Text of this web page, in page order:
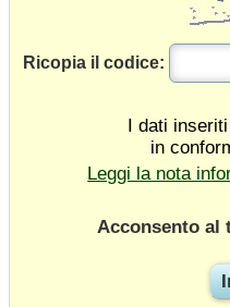
Ricopia il codice:
I dati
in
Leggi la nota
Acconsento al